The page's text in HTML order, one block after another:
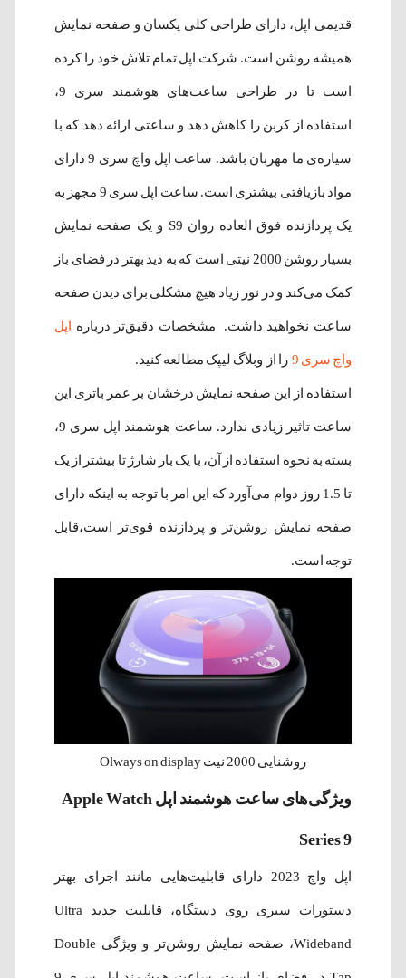
قدیمی اپل، دارای طراحی کلی یکسان و صفحه نمایش
همیشه روشن است. شرکت اپل تمام تلاش خود را کرده
است تا در طراحی ساعت‌های هوشمند سری 9،
استفاده از کربن را کاهش دهد و ساعتی ارائه دهد که با
سیاره‌ی ما مهربان‌ باشد. ساعت اپل واچ سری 9 دارای
مواد بازیافتی بیشتری است. ساعت اپل سری 9 مجهز به
یک پردازنده فوق العاده روان S9 و یک صفحه نمایش
بسیار روشن 2000 نیتی است که به دید بهتر در فضای باز
کمک می‌کند و در نور زیاد هیچ مشکلی برای دیدن صفحه
ساعت نخواهید داشت. مشخصات دقیق‌تر درباره اپل
واچ سری 9 را از وبلاگ لیپک مطالعه کنید.
استفاده از این صفحه نمایش درخشان بر عمر باتری این
ساعت تاثیر زیادی ندارد. ساعت هوشمند اپل سری 9،
بسته به نحوه استفاده از آن، با یک بار شارژ تا بیشتر از یک
تا 1.5 روز دوام می‌آورد که این امر با توجه به اینکه دارای
صفحه نمایش روشن‌تر و پردازنده قوی‌تر است،قابل
توجه است.
روشنایی 2000 نیت Olways on display
ویژگی‌های ساعت هوشمند اپل Apple Watch
Series 9
اپل واچ 2023 دارای قابلیت‌هایی مانند اجرای بهتر
دستورات سیری روی دستگاه، قابلیت جدید Ultra
Wideband، صفحه نمایش روشن‌‌تر و ویژگی Double